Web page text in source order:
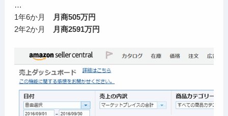
…
1年6か月
月商505万円
2年2か月
月商2591万円